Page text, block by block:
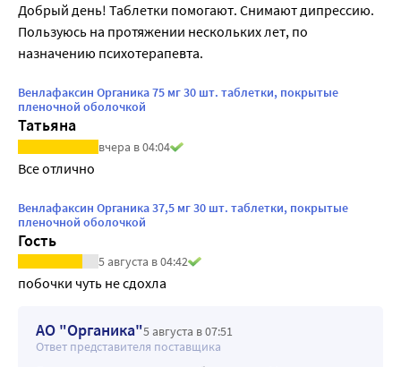
Добрый день! Таблетки помогают. Снимают дипрессию.
Пользуюсь на протяжении нескольких лет, по
назначению психотерапевта.
Венлафаксин Органика 75 мг 30 шт. таблетки, покрытые
пленочной оболочкой
Татьяна
вчера в 04:04
Все отлично
Венлафаксин Органика 37,5 мг 30 шт. таблетки, покрытые
пленочной оболочкой
Гость
5 августа в 04:42
побочки чуть не сдохла
АО "Органика"5 августа в 07:51
Ответ представителя поставщика